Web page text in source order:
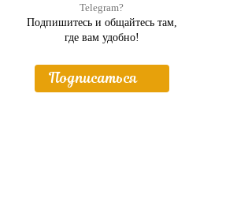
Telegram?
Подпишитесь и общайтесь там,
где вам удобно!
Подписаться